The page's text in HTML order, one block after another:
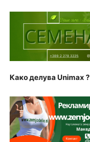
Како делува Unimax ?